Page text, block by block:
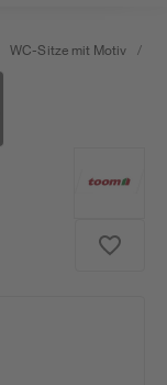
WC-Sitze mit Motiv /